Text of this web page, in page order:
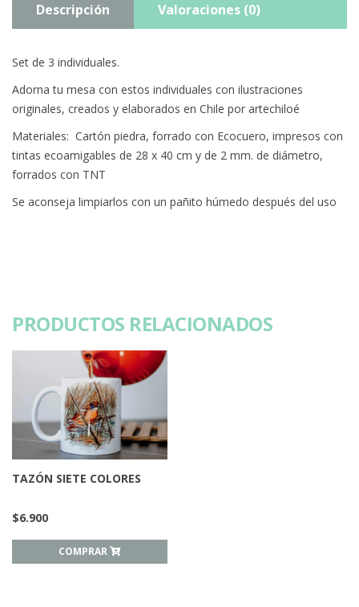
Descripción Valoraciones (0)
Set de 3 individuales.
Adorna tu mesa con estos individuales con ilustraciones
originales, creados y elaborados en Chile por artechiloé
Materiales: Cartón piedra, forrado con Ecocuero, impresos con
tintas ecoamigables de 28 x 40 cm y de 2 mm. de diámetro,
forrados con TNT
Se aconseja limpiarlos con un pañito húmedo después del uso
PRODUCTOS RELACIONADOS
TAZÓN SIETE COLORES
$6.900
COMPRAR